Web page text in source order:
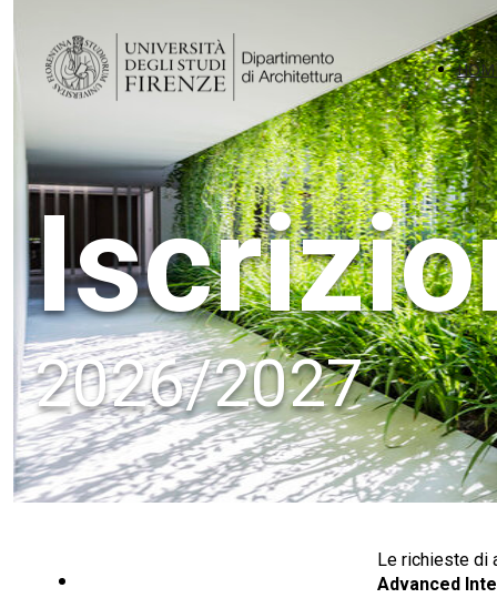
2026/2027
Le richieste di
Advanced